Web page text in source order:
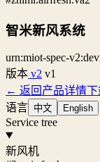
智米新风系统
urn:miot-spec-
版本 v2 v1
← 返回产品详情下
语言 中文 English
Service tree
新风机